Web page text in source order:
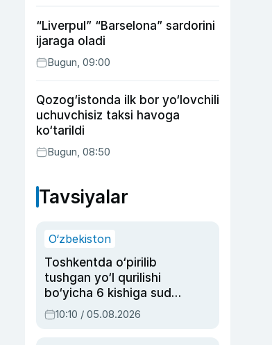
“Liverpul” “Barselona” sardorini
ijaraga oladi
Bugun, 09:00
Qozog‘istonda ilk bor yo‘lovchili
uchuvchisiz taksi havoga
ko‘tarildi
Bugun, 08:50
Tavsiyalar
O‘zbekiston
Toshkentda o‘pirilib
tushgan yo‘l qurilishi
bo‘yicha 6 kishiga sud
hukmi o‘qildi
10:10 / 05.08.2026